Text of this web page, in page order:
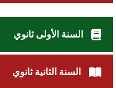
السنة الأولى ثانوي
السنة الثانية ثانوي